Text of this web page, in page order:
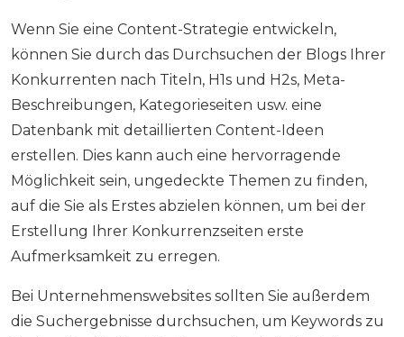
Wenn Sie eine Content-Strategie entwickeln,
können Sie durch das Durchsuchen der Blogs Ihrer
Konkurrenten nach Titeln, H1s und H2s, Meta-
Beschreibungen, Kategorieseiten usw. eine
Datenbank mit detaillierten Content-Ideen
erstellen. Dies kann auch eine hervorragende
Möglichkeit sein, ungedeckte Themen zu finden,
auf die Sie als Erstes abzielen können, um bei der
Erstellung Ihrer Konkurrenzseiten erste
Aufmerksamkeit zu erregen.
Bei Unternehmenswebsites sollten Sie außerdem
die Suchergebnisse durchsuchen, um Keywords zu